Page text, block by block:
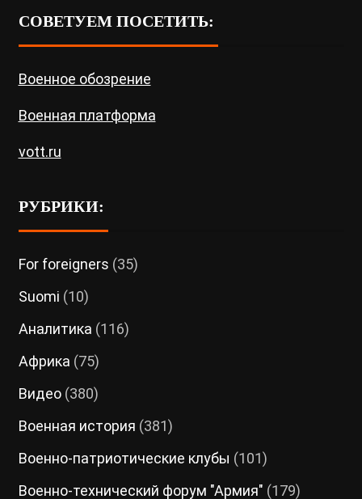
СОВЕТУЕМ ПОСЕТИТЬ:
Военное обозрение
Военная платформа
vott.ru
РУБРИКИ:
For foreigners (35)
Suomi (10)
Аналитика (116)
Африка (75)
Видео(380)
Военная история (381)
Военно-патриотические клубы (101)
Военно-технический форум "Армия" (179)